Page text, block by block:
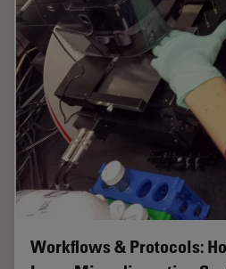
Workflows & Protocols: